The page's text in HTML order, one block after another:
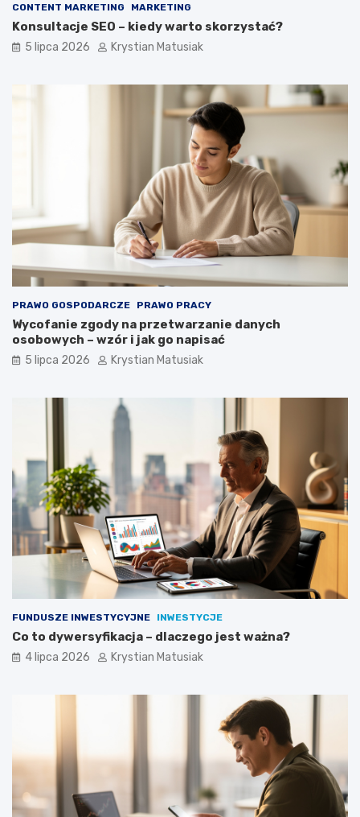
CONTENT MARKETING MARKETING
Konsultacje SEO – kiedy warto skorzystać?
5 lipca 2026 Krystian Matusiak
PRAWO GOSPODARCZE PRAWO PRACY
Wycofanie zgody na przetwarzanie danych
osobowych – wzór i jak go napisać
5 lipca 2026 Krystian Matusiak
FUNDUSZE INWESTYCYJNE INWESTYCJE
Co to dywersyfikacja – dlaczego jest ważna?
4 lipca 2026 Krystian Matusiak